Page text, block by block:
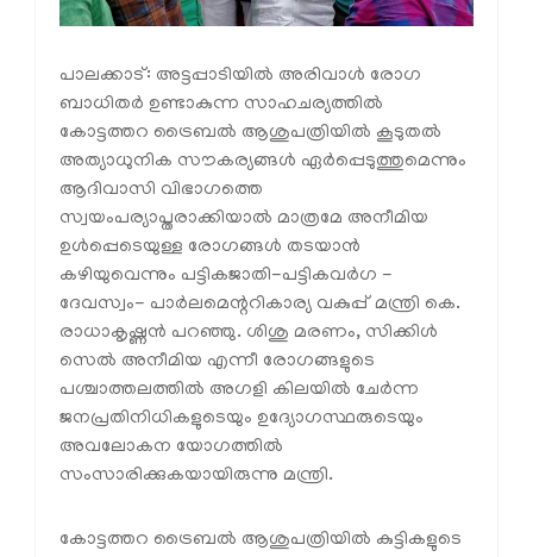
പാലക്കാട്: അട്ടപ്പാടിയില്‍ അരിവാള്‍ രോഗ
ബാധിതര്‍ ഉണ്ടാകുന്ന സാഹചര്യത്തില്‍
കോട്ടത്തറ ട്രൈബല്‍ ആശുപത്രിയില്‍ കൂടുതല്‍
അത്യാധുനിക സൗകര്യങ്ങള്‍ ഏര്‍പ്പെടുത്തുമെന്നും
ആദിവാസി വിഭാഗത്തെ
സ്വയംപര്യാപ്തരാക്കിയാല്‍ മാത്രമേ അനീമിയ
ഉള്‍പ്പെടെയുള്ള രോഗങ്ങള്‍ തടയാന്‍
കഴിയുവെന്നും പട്ടികജാതി-പട്ടികവര്‍ഗ -
ദേവസ്വം- പാര്‍ലമെന്ററികാര്യ വകുപ്പ് മന്ത്രി കെ.
രാധാകൃഷ്ണന്‍ പറഞ്ഞു. ശിശു മരണം, സിക്കിള്‍
സെല്‍ അനീമിയ എന്നീ രോഗങ്ങളുടെ
പശ്ചാത്തലത്തില്‍ അഗളി കിലയില്‍ ചേര്‍ന്ന
ജനപ്രതിനിധികളുടെയും ഉദ്യോഗസ്ഥരുടെയും
അവലോകന യോഗത്തില്‍
സംസാരിക്കുകയായിരുന്നു മന്ത്രി.
കോട്ടത്തറ ട്രൈബല്‍ ആശുപത്രിയില്‍ കുട്ടികളുടെ